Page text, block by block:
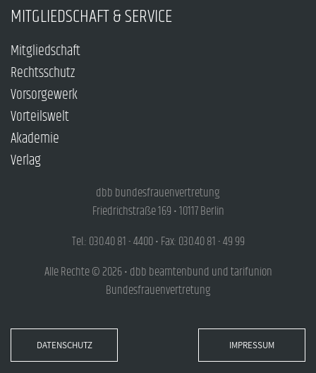
MITGLIEDSCHAFT & SERVICE
Mitgliedschaft
Rechtsschutz
Vorsorgewerk
Vorteilswelt
Akademie
Verlag
dbb bundesfrauenvertretung
Friedrichstraße 169 • 10117 Berlin
Tel.: 030.40 81 - 4400 • Fax: 030.40 81 - 49 99
Alle Rechte © 2026 • dbb beamtenbund und tarifunion
Bundesfrauenvertretung
DATENSCHUTZ IMPRESSUM